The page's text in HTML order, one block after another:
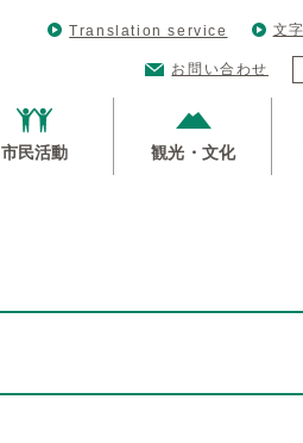
Translation service 文
お問い合わせ
市民活動 観光・文化